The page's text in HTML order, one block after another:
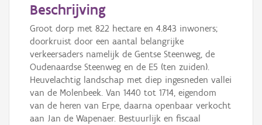
Beschrijving
Groot dorp met 822 hectare en 4.843 inwoners;
doorkruist door een aantal belangrijke
verkeersaders namelijk de Gentse Steenweg, de
Oudenaardse Steenweg en de E5 (ten zuiden).
Heuvelachtig landschap met diep ingesneden vallei
van de Molenbeek. Van 1440 tot 1714, eigendom
van de heren van Erpe, daarna openbaar verkocht
aan Jan de Wapenaer. Bestuurlijk en fiscaal